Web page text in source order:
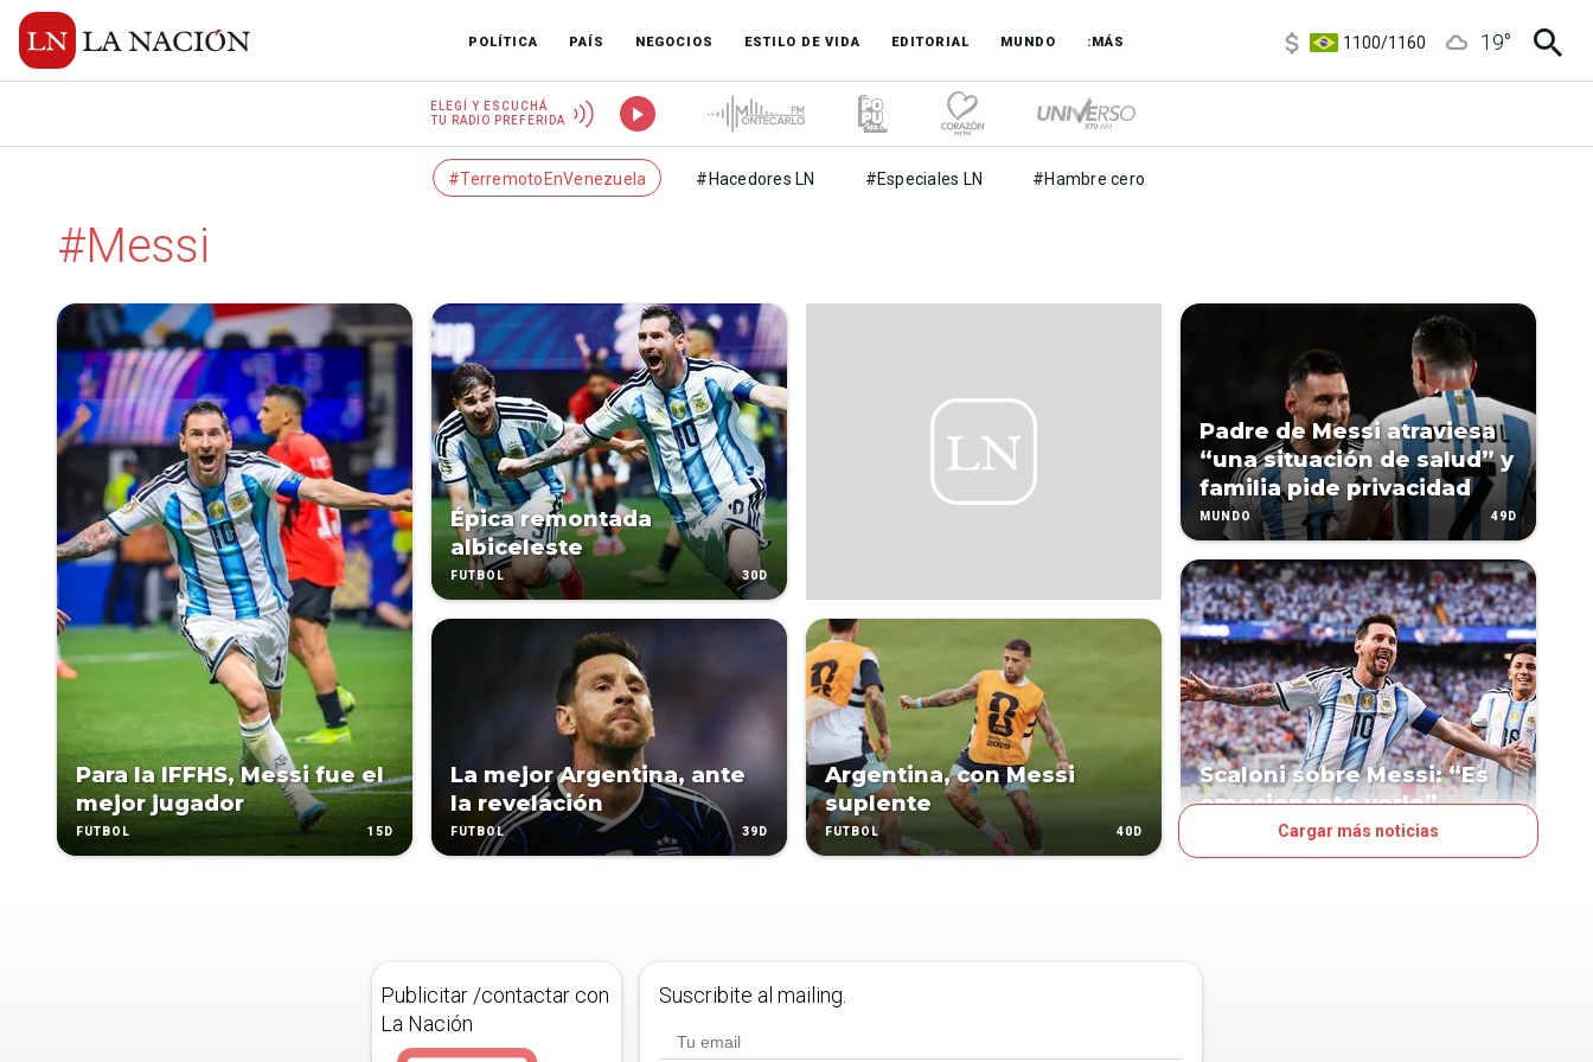
POLÍTICA PAÍS NEGOCIOS ESTILO DE VIDA EDITORIAL MUNDO :MÁS
1100/1160
19°
ELEGÍ Y ESCUCHÁ
TU RADIO PREFERIDA
#TerremotoEnVenezuela #Hacedores LN #Especiales LN #Hambre cero
#Messi
Para la IFFHS, Messi fue el
mejor jugador
FÚTBOL 15D
Épica remontada
albiceleste
FÚTBOL 30D
La mejor Argentina, ante
la revelación
FÚTBOL 39D
Argentina, con Messi
suplente
FÚTBOL 40D
Padre de Messi atraviesa
“una situación de salud” y
familia pide privacidad
MUNDO 49D
Scaloni sobre Messi: “Es
emocionante verlo”
Cargar más noticias
Publicitar /contactar con
La Nación
Suscribite al mailing.